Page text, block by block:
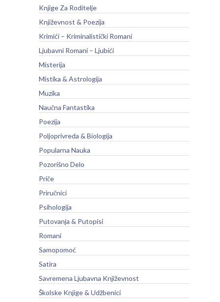
Knjige Za Roditelje
Književnost & Poezija
Krimići – Kriminalistički Romani
Ljubavni Romani – Ljubići
Misterija
Mistika & Astrologija
Muzika
Naučna Fantastika
Poezija
Poljoprivreda & Biologija
Popularna Nauka
Pozorišno Delo
Priče
Priručnici
Psihologija
Putovanja & Putopisi
Romani
Samopomoć
Satira
Savremena Ljubavna Književnost
Školske Knjige & Udžbenici